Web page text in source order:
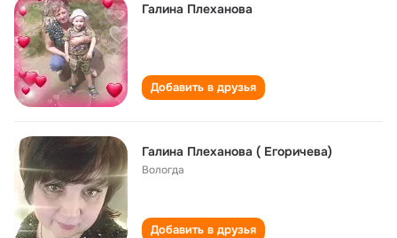
Галина Плеханова
Добавить в друзья
Галина Плеханова ( Егоричева)
Вологда
Добавить в друзья